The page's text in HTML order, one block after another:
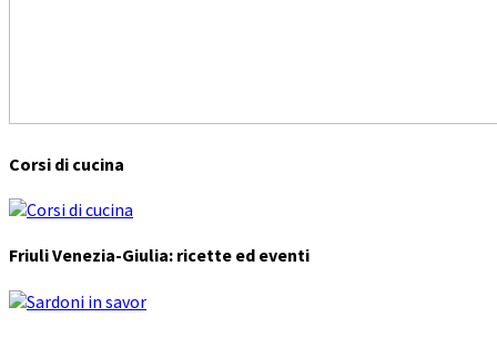
Corsi di cucina
Friuli Venezia-Giulia: ricette ed eventi